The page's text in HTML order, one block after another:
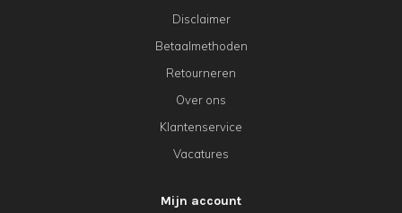
Disclaimer
Betaalmethoden
Retourneren
Over ons
Klantenservice
Vacatures
Mijn account